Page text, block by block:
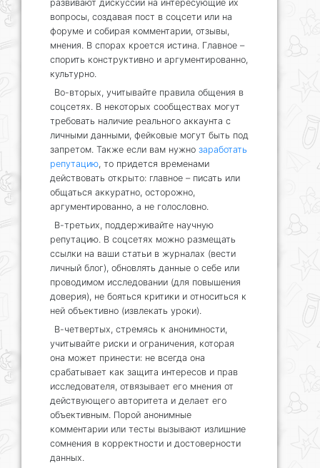
развивают дискуссии на интересующие их
вопросы, создавая пост в соцсети или на
форуме и собирая комментарии, отзывы,
мнения. В спорах кроется истина. Главное –
спорить конструктивно и аргументированно,
культурно.
Во-вторых, учитывайте правила общения в
соцсетях. В некоторых сообществах могут
требовать наличие реального аккаунта с
личными данными, фейковые могут быть под
запретом. Также если вам нужно заработать
репутацию, то придется временами
действовать открыто: главное – писать или
общаться аккуратно, осторожно,
аргументированно, а не голословно.
В-третьих, поддерживайте научную
репутацию. В соцсетях можно размещать
ссылки на ваши статьи в журналах (вести
личный блог), обновлять данные о себе или
проводимом исследовании (для повышения
доверия), не бояться критики и относиться к
ней объективно (извлекать уроки).
В-четвертых, стремясь к анонимности,
учитывайте риски и ограничения, которая
она может принести: не всегда она
срабатывает как защита интересов и прав
исследователя, отвязывает его мнения от
действующего авторитета и делает его
объективным. Порой анонимные
комментарии или тесты вызывают излишние
сомнения в корректности и достоверности
данных.